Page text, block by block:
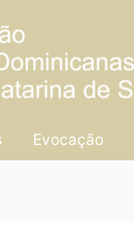
Evocação